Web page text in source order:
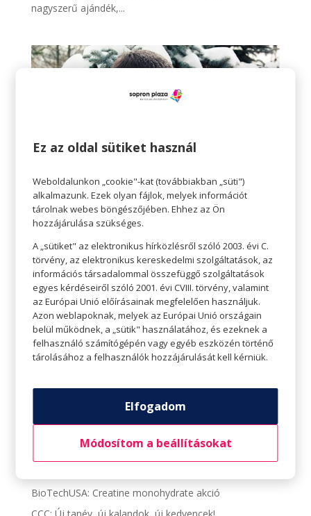
nagyszerű ajándék,...
Éld meg igazán a Valentin-napot
Szerző:HelloPlazaEeltoltoUser|febr 6, 2023| A
Szeretetnek ,Életvitel Teret adunk
TERET ADUNK a SZERETETNEK Éld meg igazán a
Valentin-napot A Valentin-nap nem számít igazán régi
ünnepnek. A ma ismert szerelmesek napját
az angolszász országokban Valentine’s Day-ként
(magyarul: Bálint-nap) a 20. század végétől tartjuk
BioTechUSA: Creatine monohydrate akció
CCC: Új tanév, új kalandok, új kedvencek!
Ez az oldal sütiket használ
Weboldalunkon „cookie"-kat (továbbiakban „süti")
alkalmazunk. Ezek olyan fájlok, melyek információt
tárolnak webes böngészőjében. Ehhez az Ön
hozzájárulása szükséges.
A „sütiket" az elektronikus hírközlésről szóló 2003. évi C.
törvény, az elektronikus kereskedelmi szolgáltatások, az
információs társadalommal összefüggő szolgáltatások
egyes kérdéseiről szóló 2001. évi CVIII. törvény, valamint
az Európai Unió előírásainak megfelelően használjuk.
Azon weblapoknak, melyek az Európai Unió országain
belül működnek, a „sütik" használatához, és ezeknek a
felhasználó számítógépén vagy egyéb eszközén történő
tárolásához a felhasználók hozzájárulását kell kérniük.
Elfogadom
Módosítom a beállításokat